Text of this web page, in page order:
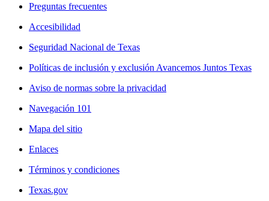
Preguntas frecuentes
Accesibilidad
Seguridad Nacional de Texas
Políticas de inclusión y exclusión Avancemos Juntos Texas
Aviso de normas sobre la privacidad
Navegación 101
Mapa del sitio
Enlaces
Términos y condiciones
Texas.gov